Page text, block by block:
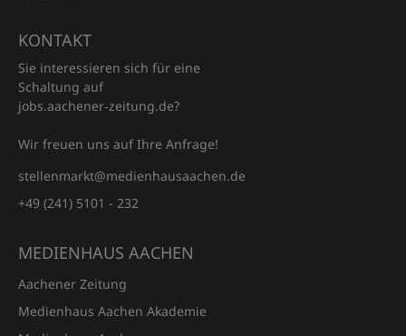
KONTAKT
Sie interessieren sich für eine
Schaltung auf
jobs.aachener‑zeitung.de?
Wir freuen uns auf Ihre Anfrage!
stellenmarkt@medienhausaachen.de
+49 (241) 5101 - 232
MEDIENHAUS AACHEN
Aachener Zeitung
Medienhaus Aachen Akademie